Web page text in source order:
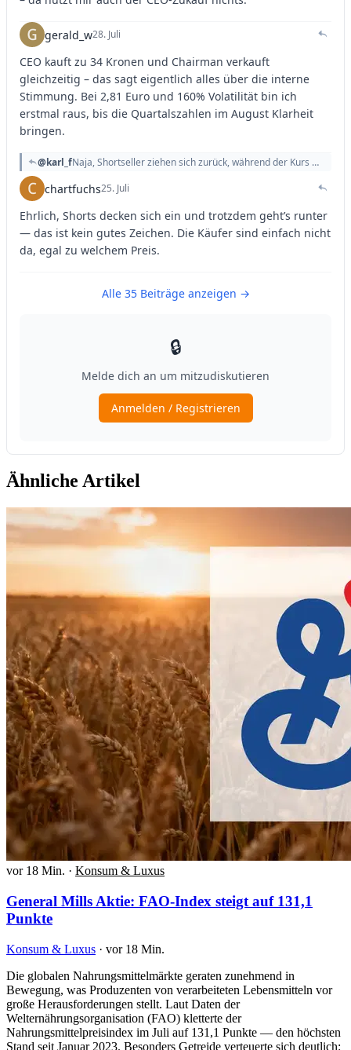
Ähnliche Artikel
vor 18 Min. · Konsum & Luxus
General Mills Aktie: FAO-Index steigt auf 131,1
Punkte
Konsum & Luxus · vor 18 Min.
Die globalen Nahrungsmittelmärkte geraten zunehmend in
Bewegung, was Produzenten von verarbeiteten Lebensmitteln vor
große Herausforderungen stellt. Laut Daten der
Welternährungsorganisation (FAO) kletterte der
Nahrungsmittelpreisindex im Juli auf 131,1 Punkte — den höchsten
Stand seit Januar 2023. Besonders Getreide verteuerte sich deutlich: